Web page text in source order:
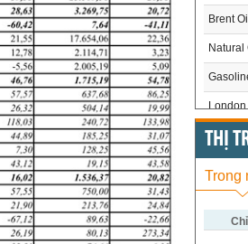
Brent
Natural
London
US
US
US
THỊ
Trong